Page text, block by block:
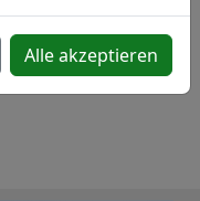
Alle akzeptieren